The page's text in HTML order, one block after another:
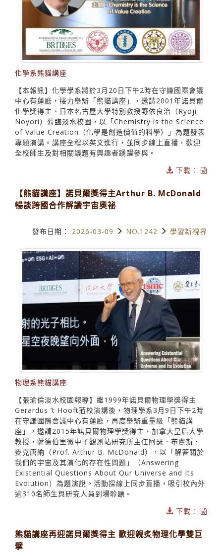
化學系熊貓講座
【本報訊】化學學系將於3月20日下午2時在守謙國際會議
中心有蓮廳，接力舉辦「熊貓講座」，邀請2001年諾貝爾
化學獎得主、日本名古屋大學特別教授野依良治（Ryoji
Noyori）蒞臨淡水校園，以「Chemistry is the Science
of Value Creation（化學是創造價值的科學）」為題發表
專題演講。講座全程以英文進行，並同步線上直播，歡迎
全校師生及對相關議題有興趣者踴躍參與。
下載：
【熊貓講座】諾貝爾獎得主Arthur B. McDonald
暢談跨國合作解讀宇宙奧祕
發布日期： 2026-03-09 NO.1242 學習新視界
物理系熊貓講座
【張瑜倫淡水校園報導】繼1999年諾貝爾物理學獎得主
Gerardus ’t Hooft蒞校演講後，物理學系3月9日下午2時
在守謙國際會議中心有蓮廳，再度舉辦重量級「熊貓講
座」，邀請2015年諾貝爾物理學獎得主、加拿大皇后大學
教授，薩德伯里微中子觀測站研究所主任阿瑟．布盧斯．
麥克唐納（Prof. Arthur B. McDonald），以「解答關於
我們的宇宙及其演化的存在性問題」（Answering
Existential Questions About Our Universe and Its
Evolution）為題演說。活動採線上同步直播，吸引校內外
逾310名師生與研究人員到場聆聽。
下載：
熊貓講座再迎諾貝爾獎得主 歡迎親炙物理化學雙巨
擘